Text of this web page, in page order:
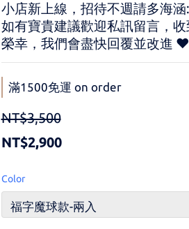
小店新上線，招待不週請多海涵
如有寶貴建議歡迎私訊留言，
榮幸，我們會盡快回覆並改進 ♥
滿1500免運 on order
NT$3,500
NT$2,900
Color